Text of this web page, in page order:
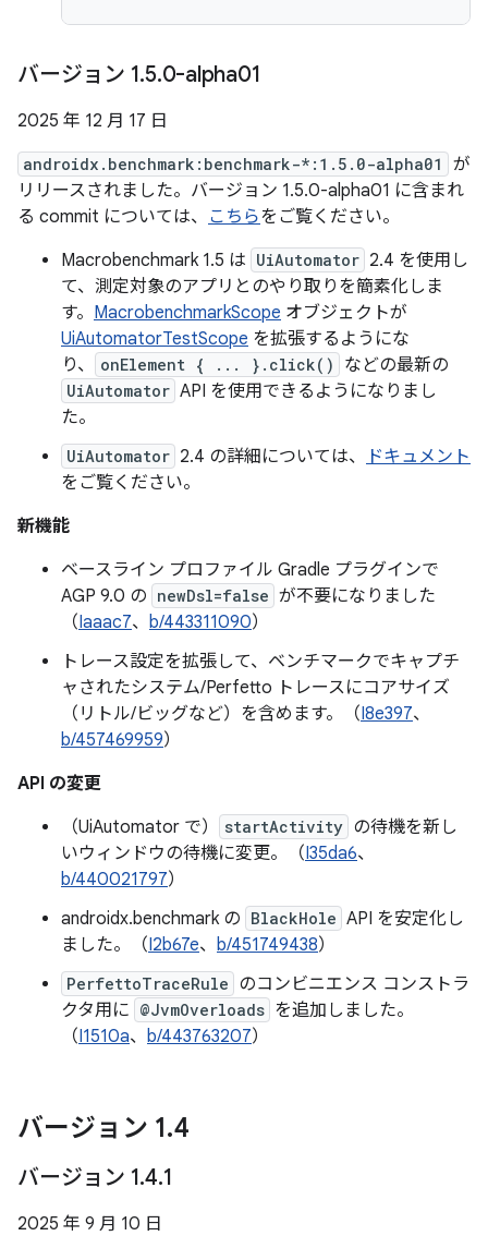
バージョン 1.5.0-alpha01
2025 年 12 月 17 日
androidx.benchmark:benchmark-*:1.5.0-alpha01
が
リリースされました。バージョン 1.5.0-alpha01 に含まれ
る commit については、 こちらをご覧ください。
Macrobenchmark 1.5 は UiAutomator 2.4 を使用し
て、測定対象のアプリとのやり取りを簡素化しま
す。 MacrobenchmarkScope オブジェクトが
UiAutomatorTestScope を拡張するようにな
り、
onElement { ... }.click() などの最新の
UiAutomator API を使用できるようになりまし
た。
UiAutomator 2.4 の詳細については、
ドキュメント
をご覧ください。
新機能
ベースライン プロファイル Gradle プラグインで
AGP 9.0 の newDsl=false が不要になりました
（Iaaac7、 b/443311090）
トレース設定を拡張して、ベンチマークでキャプチ
ャされたシステム/Perfetto トレースにコアサイズ
（リトル/ビッグなど）を含めます。（I8e397、
b/457469959）
API の変更
（UiAutomator で）
startActivity の待機を新し
いウィンドウの待機に変更。（I35da6、
b/440021797）
androidx.benchmark の BlackHole API を安定化し
ました。（I2b67e、 b/451749438）
PerfettoTraceRule のコンビニエンス コンストラ
クタ用に @JvmOverloads を追加しました。
（I1510a、 b/443763207）
バージョン 1.4
バージョン 1.4.1
2025 年 9 月 10 日